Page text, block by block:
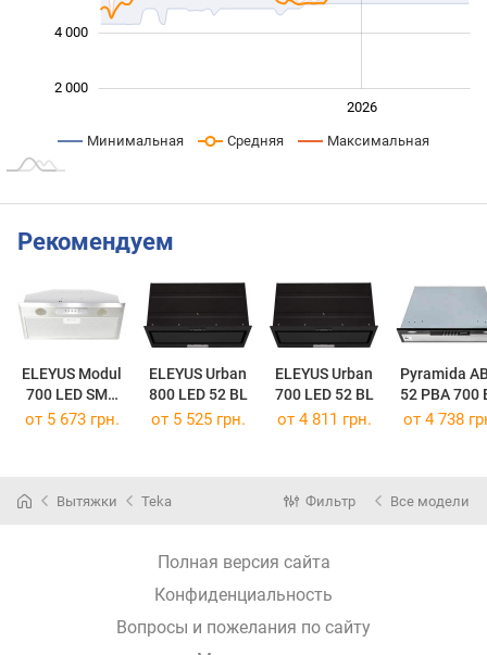
2 000
4 000
2026
Минимальная Средняя Максимальная
Рекомендуем
ELEYUS Modul
700 LED SMD
52 IS
ELEYUS Urban
800 LED 52 BL
ELEYUS Urban
700 LED 52 BL
Pyramida
52 PBA 700
от 5 673 грн. от 5 525 грн. от 4 811 грн. от 4 738
Вытяжки Teka Фильтр Все модели
Полная версия сайта
Конфиденциальность
Вопросы и пожелания по сайту